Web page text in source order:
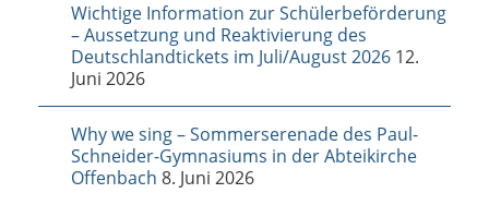
Wichtige Information zur Schülerbeförderung
– Aussetzung und Reaktivierung des
Deutschlandtickets im Juli/August 2026 12.
Juni 2026
Why we sing – Sommerserenade des Paul-
Schneider-Gymnasiums in der Abteikirche
Offenbach 8. Juni 2026